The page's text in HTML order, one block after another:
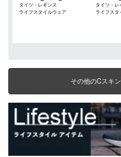
タイツ・レギンス
ライフスタイルウェア
タイツ・レ
ライフスタ
その他のCスキ